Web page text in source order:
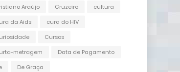
Araújo
Cruzeiro
cultura
da Aids
cura do HIV
Cursos
metragem
Data de Pagamento
De Graça